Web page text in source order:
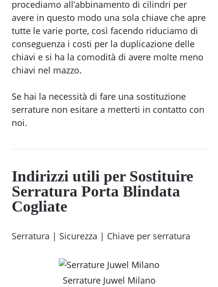
procediamo all’abbinamento di cilindri per
avere in questo modo una sola chiave che apre
tutte le varie porte, così facendo riduciamo di
conseguenza i costi per la duplicazione delle
chiavi e si ha la comodità di avere molte meno
chiavi nel mazzo.
Se hai la necessità di fare una sostituzione
serrature non esitare a metterti in contatto con
noi.
Indirizzi utili per Sostituire
Serratura Porta Blindata
Cogliate
Serratura | Sicurezza | Chiave per serratura
Serrature Juwel Milano